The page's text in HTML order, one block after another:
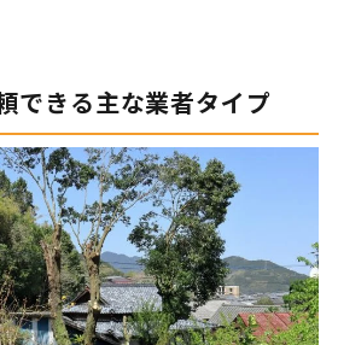
できる主な業者タイプ